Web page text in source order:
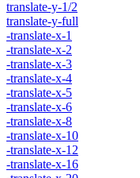
translate-y-1/2
translate-y-full
-translate-x-1
-translate-x-2
-translate-x-3
-translate-x-4
-translate-x-5
-translate-x-6
-translate-x-8
-translate-x-10
-translate-x-12
-translate-x-16